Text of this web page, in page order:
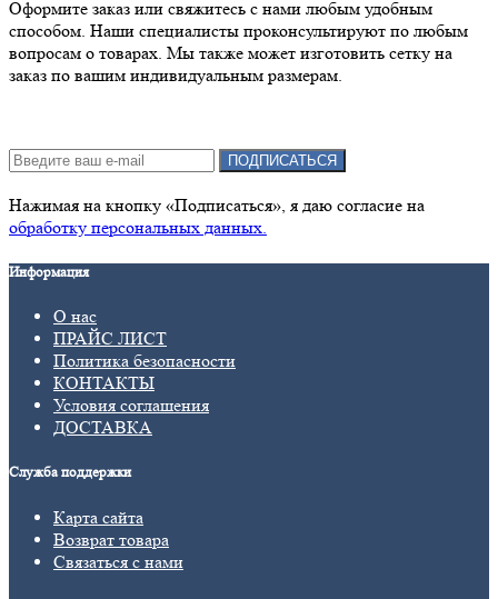
Оформите заказ или свяжитесь с нами любым удобным
способом. Наши специалисты проконсультируют по любым
вопросам о товарах. Мы также может изготовить сетку на
заказ по вашим индивидуальным размерам.
ПОДПИСАТЬСЯ
Нажимая на кнопку «Подписаться», я даю cогласие на
обработку персональных данных.
Информация
О нас
ПРАЙС ЛИСТ
Политика безопасности
КОНТАКТЫ
Условия соглашения
ДОСТАВКА
Служба поддержки
Карта сайта
Возврат товара
Связаться с нами